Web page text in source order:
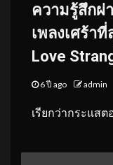
ความรู้สึกผ่
เพลงเศร้า
Love
6 ปี ago admin
เรียกว่ากระแสตอ